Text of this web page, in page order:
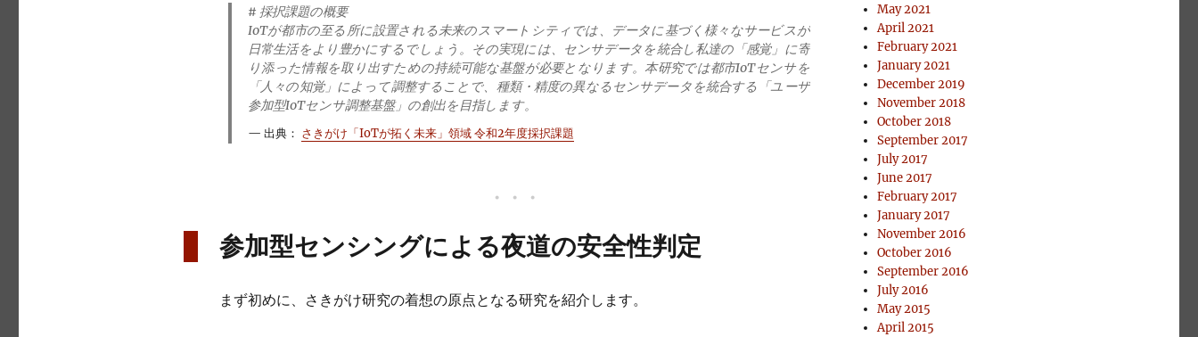
# 採択課題の概要
IoTが都市の至る所に設置される未来のスマートシティでは、データに基づく様々なサービスが
日常生活をより豊かにするでしょう。その実現には、センサデータを統合し私達の「感覚」に寄
り添った情報を取り出すための持続可能な基盤が必要となります。本研究では都市IoTセンサを
「人々の知覚」によって調整することで、種類・精度の異なるセンサデータを統合する「ユーザ
参加型IoTセンサ調整基盤」の創出を目指します。
出典： さきがけ「IoTが拓く未来」領域 令和2年度採択課題
参加型センシングによる夜道の安全性判定
まず初めに、さきがけ研究の着想の原点となる研究を紹介します。
May 2021
April 2021
February 2021
January 2021
December 2019
November 2018
October 2018
September 2017
July 2017
June 2017
February 2017
January 2017
November 2016
October 2016
September 2016
July 2016
May 2015
April 2015